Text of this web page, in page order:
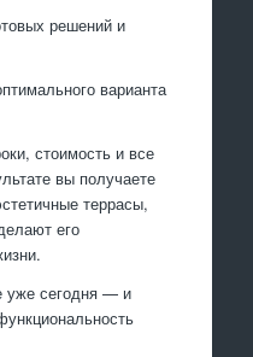
решений и
варианта
стоимость и все
вы получаете
террасы,
его
уже сегодня — и